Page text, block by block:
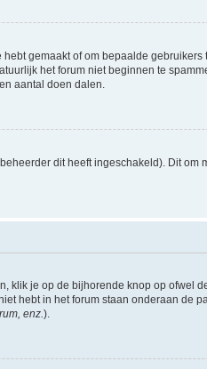
gemaakt of om bepaalde
het forum niet beginnen te
aantal doen dalen.
dit heeft ingeschakeld). Dit om
klik je op de bijhorende knop op ofwel
hebt in het forum staan onderaan de
enz.).